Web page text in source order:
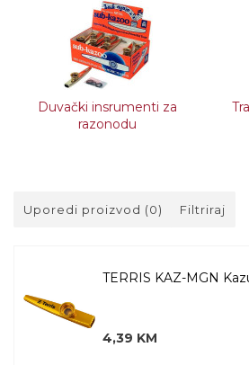
Duvački insrumenti za
razonodu
Uporedi proizvod (0) Filtriraj
TERRIS KAZ-MGN
4,39 KM